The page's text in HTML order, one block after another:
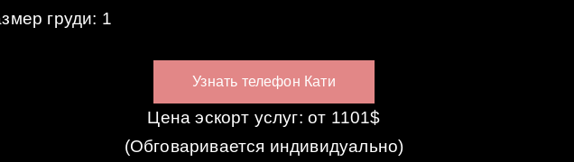
груди: 1
Узнать телефон Кати
Цена эскорт услуг: от 1101$
(Обговаривается индивидуально)